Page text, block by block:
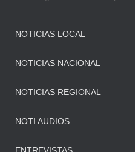
NOTICIAS LOCAL
NOTICIAS NACIONAL
NOTICIAS REGIONAL
NOTI AUDIOS